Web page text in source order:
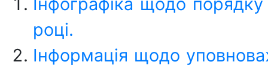
році.
Інформація щодо